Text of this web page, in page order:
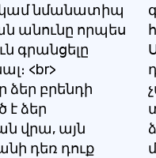
կամ նմանատիպ
անունը որպես
գրանցելը
<br>
ձեր բրենդի
է ձեր
վրա, այն
դեռ դուք